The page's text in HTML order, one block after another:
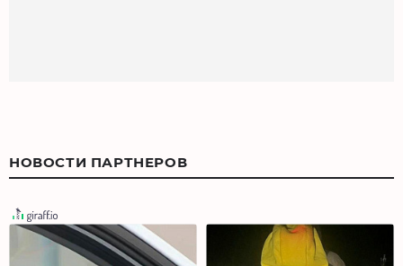
НОВОСТИ ПАРТНЕРОВ